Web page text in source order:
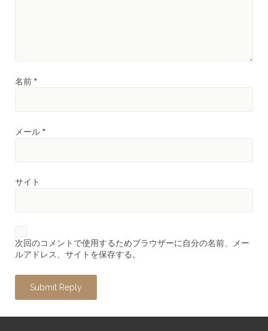
名前 *
メール *
サイト
次回のコメントで使用するためブラウザーに自分の名前、メー
ルアドレス、サイトを保存する。